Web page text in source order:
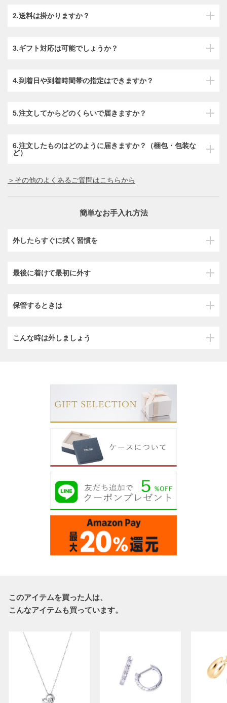
2.送料は掛かりますか？
3.ギフト対応は可能でしょうか？
4.到着日や到着時間帯の指定はできますか？
5.注文してからどのくらいで届きますか？
6.注文したものはどのように届きますか？（梱包・包装な
ど）
＞その他のよくあるご質問はこちらから
簡単なお手入れ方法
外したらすぐに拭く習慣を
最後に着けて最初に外す
保管するときは
こんな時は外しましょう
このアイテムを買った人は、
こんなアイテムも買っています。